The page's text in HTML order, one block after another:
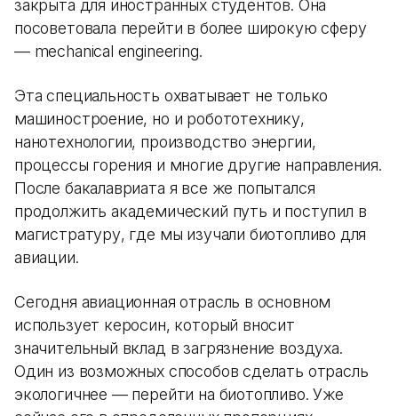
закрыта для иностранных студентов. Она
посоветовала перейти в более широкую сферу
— mechanical engineering.
Эта специальность охватывает не только
машиностроение, но и робототехнику,
нанотехнологии, производство энергии,
процессы горения и многие другие направления.
После бакалавриата я все же попытался
продолжить академический путь и поступил в
магистратуру, где мы изучали биотопливо для
авиации.
Сегодня авиационная отрасль в основном
использует керосин, который вносит
значительный вклад в загрязнение воздуха.
Один из возможных способов сделать отрасль
экологичнее — перейти на биотопливо. Уже